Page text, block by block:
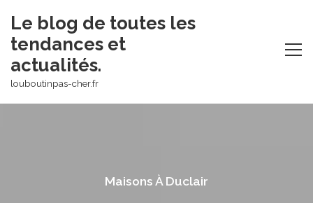
content
Le blog de toutes les
tendances et
actualités.
louboutinpas-cher.fr
Maisons À Duclair